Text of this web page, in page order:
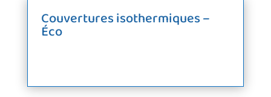
Couvertures isothermiques –
Éco